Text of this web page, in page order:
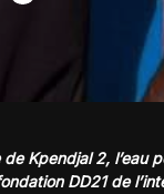
Kpendjal 2, l’eau
DD21 de